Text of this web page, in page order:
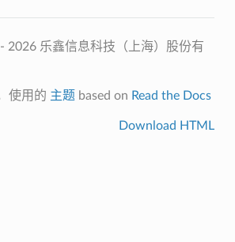
2026 乐鑫信息科技（上海）股份有
使用的 主题 based on Read the Docs
Download HTML